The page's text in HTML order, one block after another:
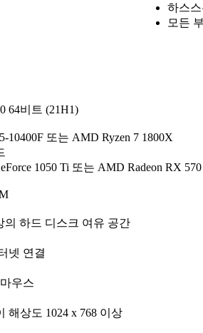
하스
모든
64비트 (21H1)
10400F 또는 AMD Ryzen 7 1800X
1050 Ti 또는 AMD Radeon RX 570
의 하드 디스크 여유 공간
넷 연결
우스
해상도 1024 x 768 이상